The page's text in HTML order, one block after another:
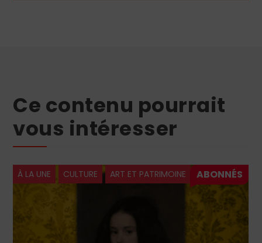
Ce contenu pourrait
vous intéresser
À LA UNE CULTURE ART ET PATRIMOINE